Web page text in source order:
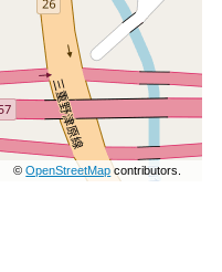
©OpenStreetMapcontributors.